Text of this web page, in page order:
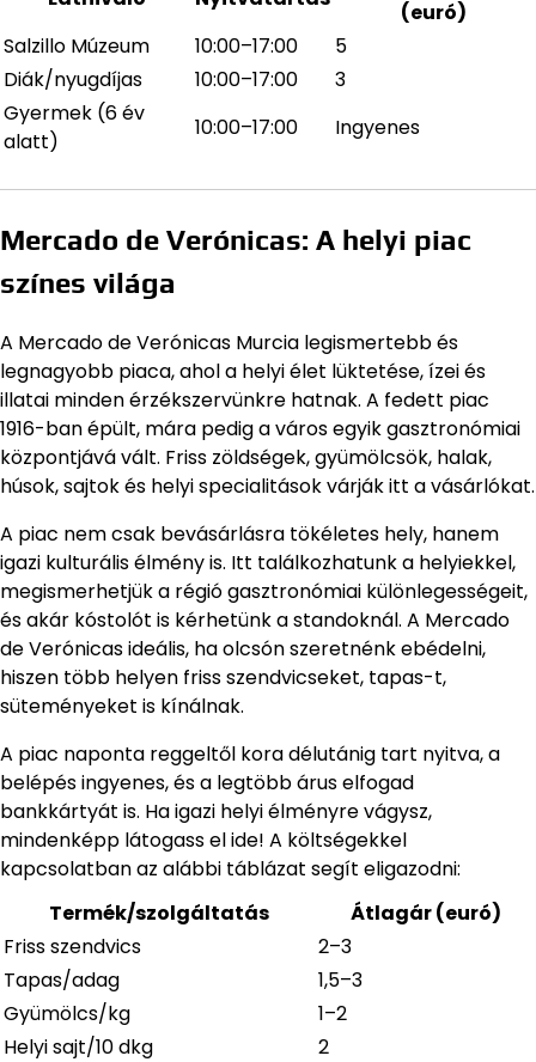
(euró)
Salzillo Múzeum
10:00–17:00
5
Diák/nyugdíjas
10:00–17:00
3
Gyermek (6 év
alatt)
10:00–17:00 Ingyenes
Mercado de Verónicas: A helyi piac
színes világa
A Mercado de Verónicas Murcia legismertebb és
legnagyobb piaca, ahol a helyi élet lüktetése, ízei és
illatai minden érzékszervünkre hatnak. A fedett piac
1916-ban épült, mára pedig a város egyik gasztronómiai
központjává vált. Friss zöldségek, gyümölcsök, halak,
húsok, sajtok és helyi specialitások várják itt a vásárlókat.
A piac nem csak bevásárlásra tökéletes hely, hanem
igazi kulturális élmény is. Itt találkozhatunk a helyiekkel,
megismerhetjük a régió gasztronómiai különlegességeit,
és akár kóstolót is kérhetünk a standoknál. A Mercado
de Verónicas ideális, ha olcsón szeretnénk ebédelni,
hiszen több helyen friss szendvicseket, tapas-t,
süteményeket is kínálnak.
A piac naponta reggeltől kora délutánig tart nyitva, a
belépés ingyenes, és a legtöbb árus elfogad
bankkártyát is. Ha igazi helyi élményre vágysz,
mindenképp látogass el ide! A költségekkel
kapcsolatban az alábbi táblázat segít eligazodni:
Termék/szolgáltatás
Átlagár (euró)
Friss szendvics
2–3
Tapas/adag
1,5–3
Gyümölcs/kg
1–2
Helyi sajt/10 dkg
2